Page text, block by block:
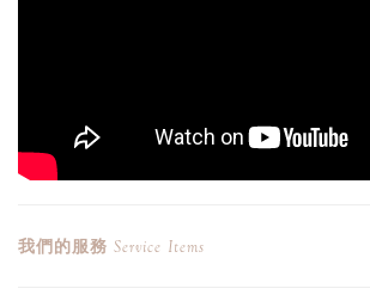
我們的服務 Service Items